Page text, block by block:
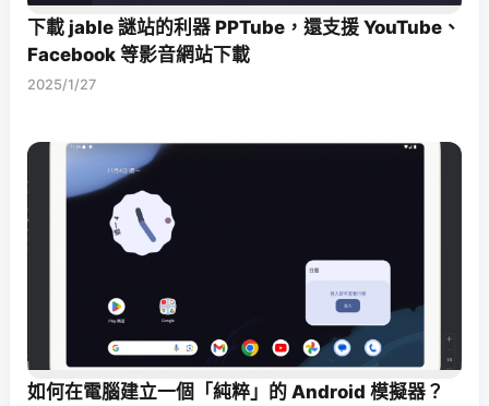
下載 jable 謎站的利器 PPTube，還支援 YouTube、
Facebook 等影音網站下載
2025/1/27
如何在電腦建立一個「純粹」的 Android 模擬器？